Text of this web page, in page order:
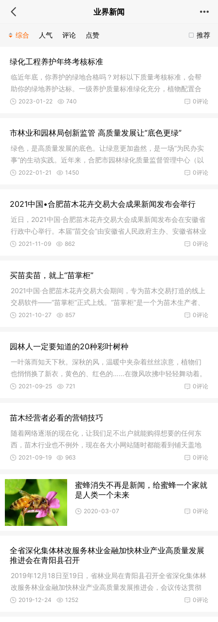
业界新闻
推荐
综合 人气 评论 点赞
绿化工程养护年终考核标准
临近年底，你养护的绿地合格吗？对标以下质量考核标准，会帮
助你的绿地养护达标。一级养护质量标准绿化充分，植物配置合
理，达到黄土不露天。1、园林植物标准：生长势：好，生长超过
0评论
2023-01-22 740
市林业和园林局创新监管 高质量发展让“底色更绿”
绿色，是高质量发展的底色。让绿意更加盎然，是一场“为民办实
事”的生动实践。近年来，合肥市园林绿化质量监督管理中心（以
下简称“监管中心”）以习近平生态文明思想为指导，突出“生态优
0评论
2022-01-21 1450
2021中国•合肥苗木花卉交易大会成果新闻发布会举行
近日，2021中国·合肥苗木花卉交易大会成果新闻发布会在安徽省
行政中心举行。本届“苗交会”由安徽省人民政府主办、安徽省林业
局和合肥市人民政府承办，10月15-24日在安徽省合肥市肥西县0评论
2021-11-09 862
买苗卖苗，就上“苗掌柜”
2021中国·合肥苗木花卉交易大会期间，专为苗木交易打造的线上
交易软件——“苗掌柜”正式上线。“苗掌柜”是一个为苗木生产者、
苗木经销商、苗木消费者、苗木管理者提供线上服务的平台，包
0评论
2021-10-27 857
园林人一定要知道的20种彩叶树种
一叶落而知天下秋。深秋的风，温暖中夹杂着丝丝凉意，植物们
也悄悄换了新衣，黄色的、红色的……在微风吹拂中轻轻舞动着。
当时至深秋，恰是彩叶树的最佳观赏期，各地也换上了色彩斑斓
0评论
2021-09-25 721
苗木经营者必看的营销技巧
随着网络逐渐的现在化，让我们足不出户就能购得想要的任何东
西，苗木行业也不例外，现在各大小网站随时都能看到铺天盖地
的苗木信息类广告，在这样的现代化信息时代如果你还在一成不
0评论
2021-09-19 963
蜜蜂消失不再是新闻，给蜜蜂一个家就
是人类一个未来
0评论
2020-03-07
全省深化集体林改服务林业金融加快林业产业高质量发展
推进会在青阳县召开
2019年12月18日至19日，省林业局在青阳县召开全省深化集体林
改服务林业金融加快林业产业高质量发展推进会，会议传达贯彻
第四届全国林业产业大会精神，现场参观并汇报交流深化集体林
0评论
2019-12-24 1252